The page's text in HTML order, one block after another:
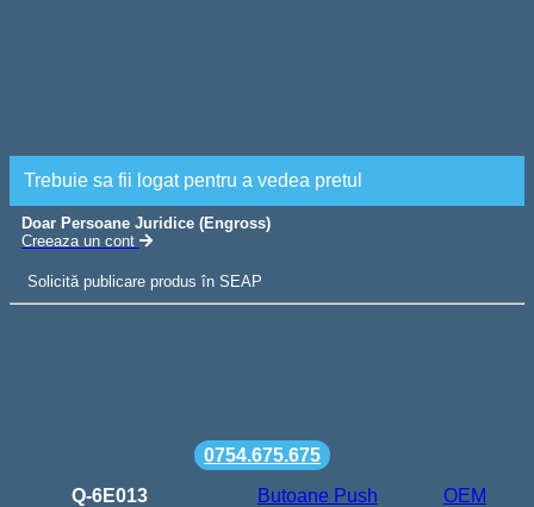
Trebuie sa fii logat pentru a vedea pretul
Doar Persoane Juridice (Engross)
Creeaza un cont
Solicită publicare produs în SEAP
0754.675.675
Q-6E013 Butoane Push OEM